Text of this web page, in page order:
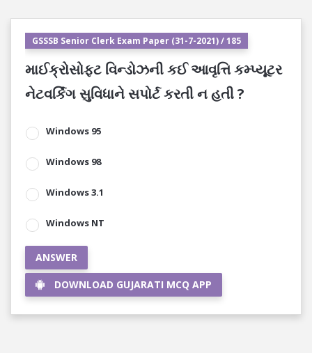
GSSSB Senior Clerk Exam Paper (31-7-2021) / 185
માઈક્રોસોફ્ટ વિન્ડોઝની કઈ આવૃત્તિ કમ્પ્યૂટર
નેટવર્કિંગ સુવિધાને સપોર્ટ કરતી ન હતી ?
Windows 95
Windows 98
Windows 3.1
Windows NT
ANSWER
DOWNLOAD GUJARATI MCQ APP